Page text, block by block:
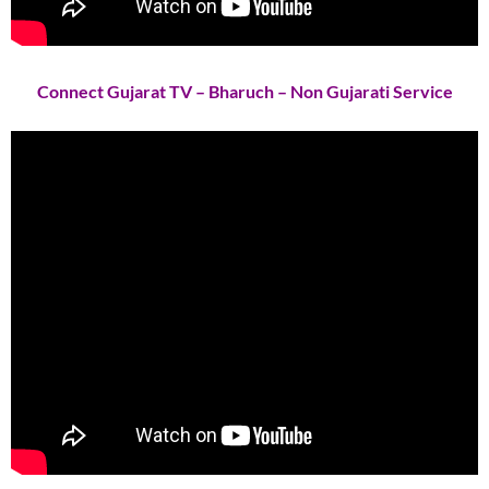
Connect Gujarat TV – Bharuch – Non Gujarati Service